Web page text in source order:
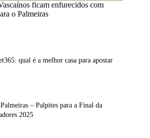
ficam enfurecidos com
o Palmeiras
qual é a melhor casa para apostar
– Palpites para a Final da
2025